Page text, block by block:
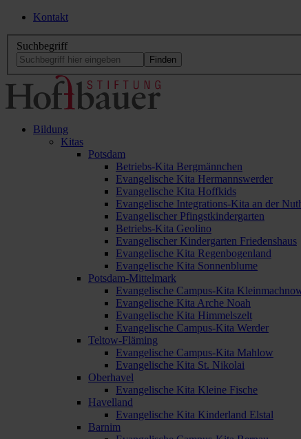
Kontakt
Suchbegriff
Bildung
Kitas
Potsdam
Betriebs-Kita Bergmännchen
Evangelische Kita Hermannswerder
Evangelische Kita Hoffkids
Evangelische Integrations-Kita an der
Evangelischer Pfingstkindergarten
Betriebs-Kita Geolino
Evangelischer Kindergarten Friedenshaus
Evangelische Kita Regenbogenland
Evangelische Kita Sonnenblume
Potsdam-Mittelmark
Evangelische Campus-Kita
Evangelische Kita Arche Noah
Evangelische Kita Himmelszelt
Evangelische Campus-Kita Werder
Teltow-Fläming
Evangelische Campus-Kita Mahlow
Evangelische Kita St. Nikolai
Oberhavel
Evangelische Kita Kleine Fische
Havelland
Evangelische Kita Kinderland Elstal
Barnim